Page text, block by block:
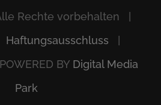
Rechte vorbehalten |
Haftungsausschluss
BY Digital Media
Park